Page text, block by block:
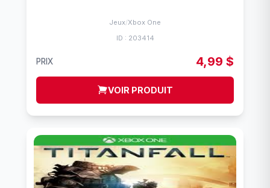
Jeux/Xbox One
ID : 203414
PRIX 4,99 $
VOIR PRODUIT